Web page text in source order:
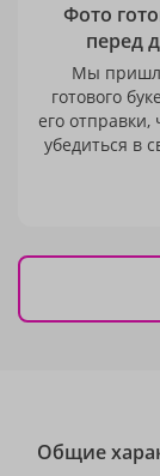
Фото
перед
Мы
готового
его
убедиться в
Общие